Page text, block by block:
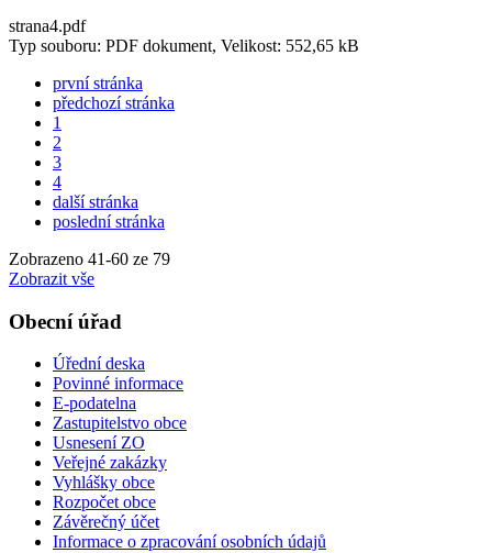
strana4.pdf
Typ souboru: PDF dokument, Velikost: 552,65 kB
první stránka
předchozí stránka
1
2
3
4
další stránka
poslední stránka
Zobrazeno 41-60 ze 79
Zobrazit vše
Obecní úřad
Úřední deska
Povinné informace
E-podatelna
Zastupitelstvo obce
Usnesení ZO
Veřejné zakázky
Vyhlášky obce
Rozpočet obce
Závěrečný účet
Informace o zpracování osobních údajů